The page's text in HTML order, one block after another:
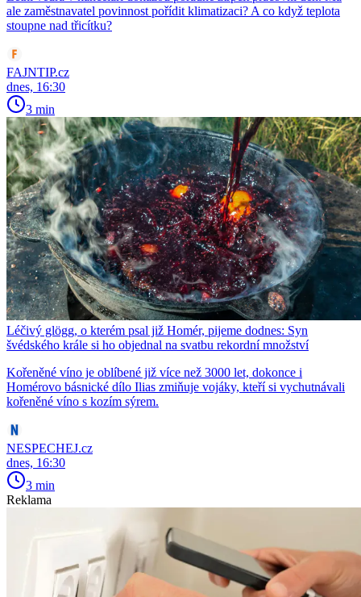
ale zaměstnavatel povinnost pořídit klimatizaci? A co když teplota
stoupne nad třicítku?
FAJNTIP.cz
dnes, 16:30
3 min
Léčivý glögg, o kterém psal již Homér, pijeme dodnes: Syn
švédského krále si ho objednal na svatbu rekordní množství
Kořeněné víno je oblíbené již více než 3000 let, dokonce i
Homérovo básnické dílo Ilias zmiňuje vojáky, kteří si vychutnávali
kořeněné víno s kozím sýrem.
NESPECHEJ.cz
dnes, 16:30
3 min
Reklama